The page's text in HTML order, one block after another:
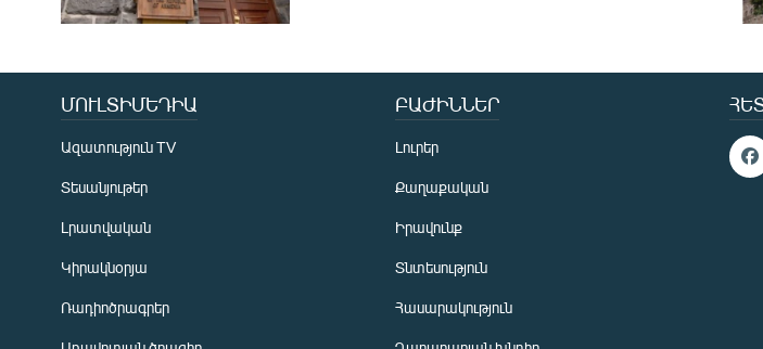
ՄՈՒԼՏԻՄԵԴԻԱ
Ազատություն TV
Տեսանյութեր
Լրատվական
Կիրակնօրյա
Ռադիոծրագրեր
ԲԱԺԻՆՆԵՐ
Լուրեր
Քաղաքական
Իրավունք
Տնտեսություն
Հասարակություն